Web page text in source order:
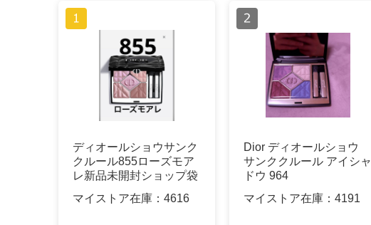
ディオールショウサンク
クルール855ローズモア
レ新品未開封ショップ袋
マイストア在庫： 4616
Dior ディオールショウ
サンククルール アイシャ
ドウ 964
マイストア在庫： 4191